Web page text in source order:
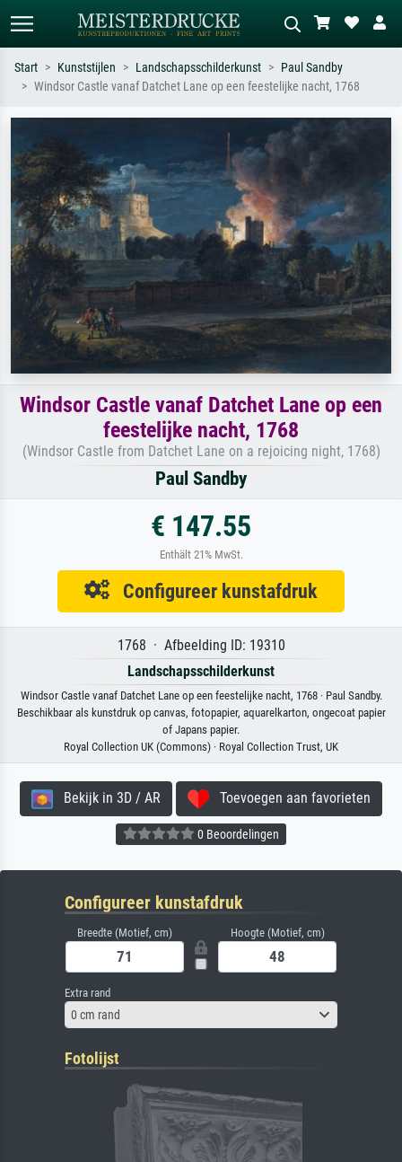
Monet, Sterrennacht, impressionisme,
Hokusai-golf, naakt.
Beschrijf de scène – bijv. groene
weide, abstract met veel rood, donker
olieverfschilderij, staand naakt naast
een boom.
Start Kunststijlen Landschapsschilderkunst
Paul Sandby
Windsor Castle vanaf Datchet Lane op een feestelijke nacht, 1768
Windsor Castle vanaf Datchet Lane op een
feestelijke nacht, 1768
(Windsor Castle from Datchet Lane on a rejoicing night, 1768)
Paul Sandby
€ 147.55
Enthält 21% MwSt.
Configureer kunstafdruk
1768 · Afbeelding ID: 19310
Landschapsschilderkunst
Windsor Castle vanaf Datchet Lane op een feestelijke nacht, 1768 · Paul Sandby.
Beschikbaar als kunstdruk op canvas, fotopapier, aquarelkarton, ongecoat papier
of Japans papier.
Royal Collection UK (Commons) · Royal Collection Trust, UK
Bekijk in 3D / AR Toevoegen aan favorieten
0 Beoordelingen
Configureer kunstafdruk
Breedte (Motief, cm) Hoogte (Motief, cm)
Extra rand
0 cm rand
Fotolijst